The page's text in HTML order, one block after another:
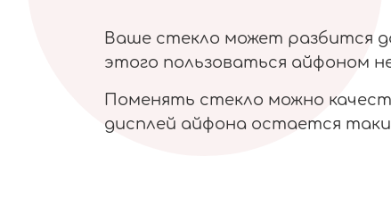
Ваше стекло может разбится
этого пользоваться айфоном
Поменять стекло можно
дисплей айфона остается